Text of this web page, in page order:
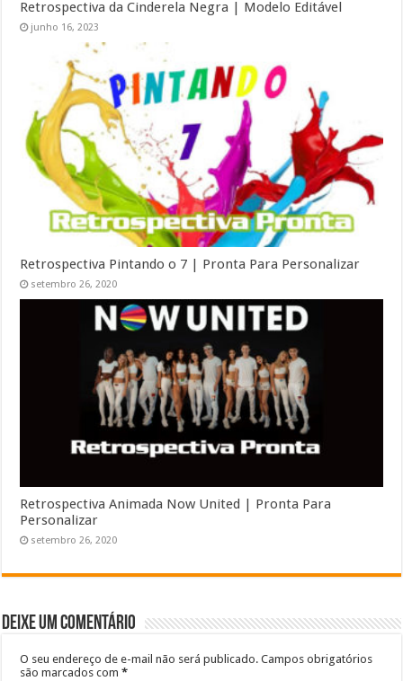
Retrospectiva da Cinderela Negra | Modelo Editável
junho 16, 2023
Retrospectiva Pintando o 7 | Pronta Para Personalizar
setembro 26, 2020
Retrospectiva Animada Now United | Pronta Para
Personalizar
setembro 26, 2020
Deixe um comentário
O seu endereço de e-mail não será publicado. Campos obrigatórios
são marcados com*